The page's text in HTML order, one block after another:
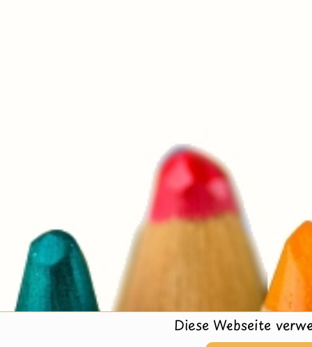
Diese Webseite